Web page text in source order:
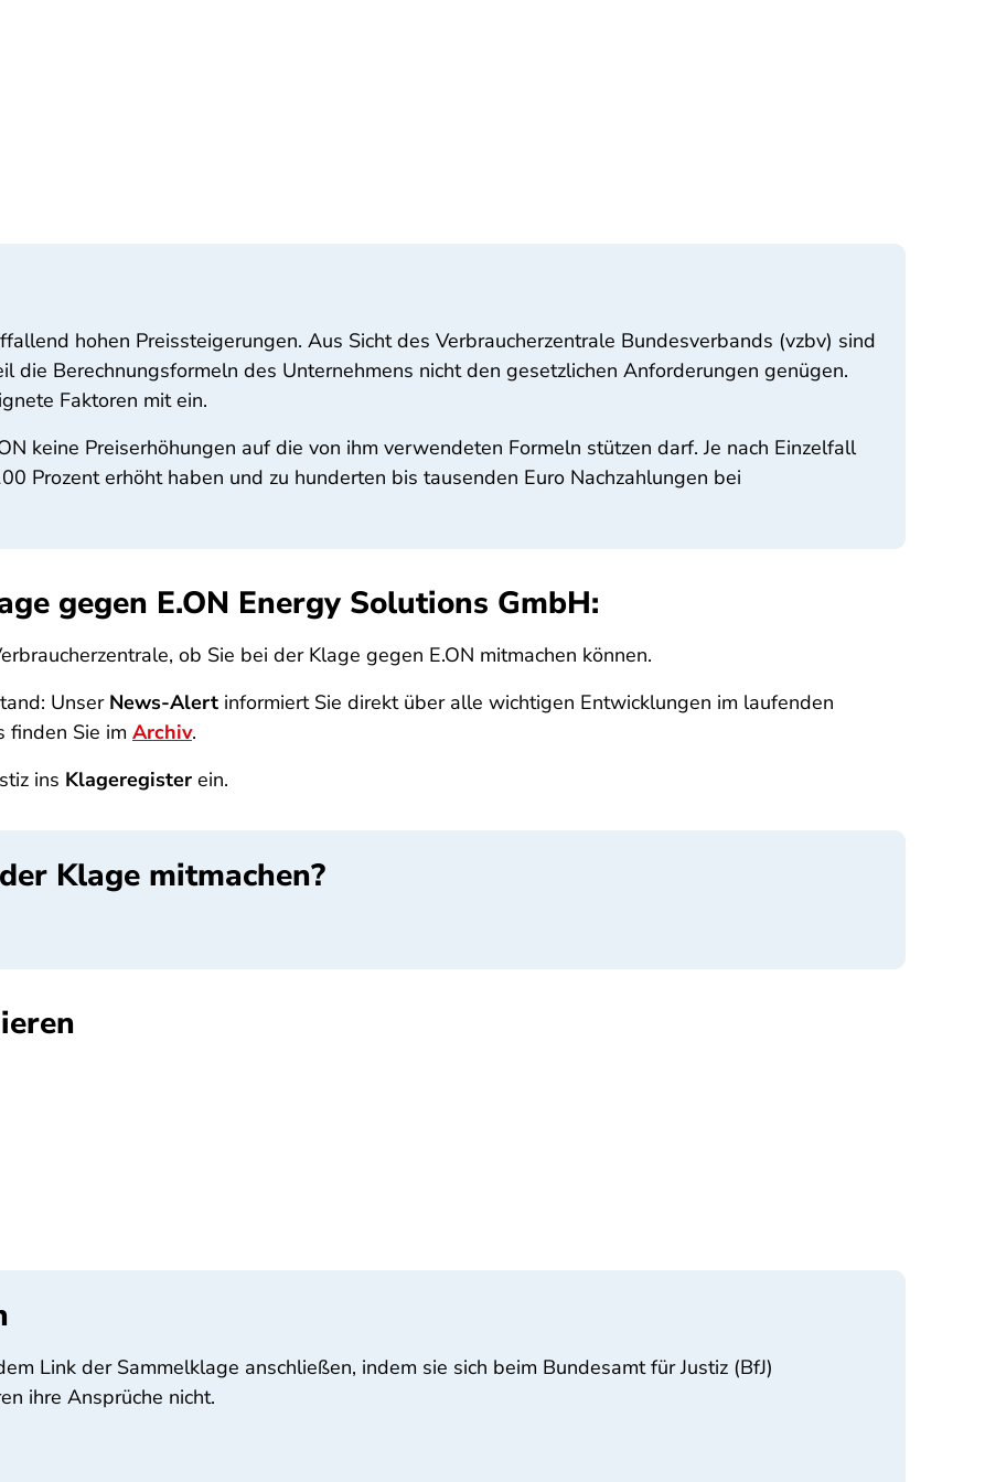
hohen Preissteigerungen. Aus Sicht des Verbraucherzentrale Bundesverbands (vzbv) sind
die Berechnungsformeln des Unternehmens nicht den gesetzlichen Anforderungen genügen.
Faktoren mit ein.
keine Preiserhöhungen auf die von ihm verwendeten Formeln stützen darf. Je nach Einzelfall
Prozent erhöht haben und zu hunderten bis tausenden Euro Nachzahlungen bei
gegen E.ON Energy Solutions GmbH:
ob Sie bei der Klage gegen E.ON mitmachen können.
Unser News-Alert informiert Sie direkt über alle wichtigen Entwicklungen im laufenden
finden Sie im Archiv.
ins Klageregister ein.
Klage mitmachen?
Link der Sammelklage anschließen, indem sie sich beim Bundesamt für Justiz (BfJ)
ihre Ansprüche nicht.